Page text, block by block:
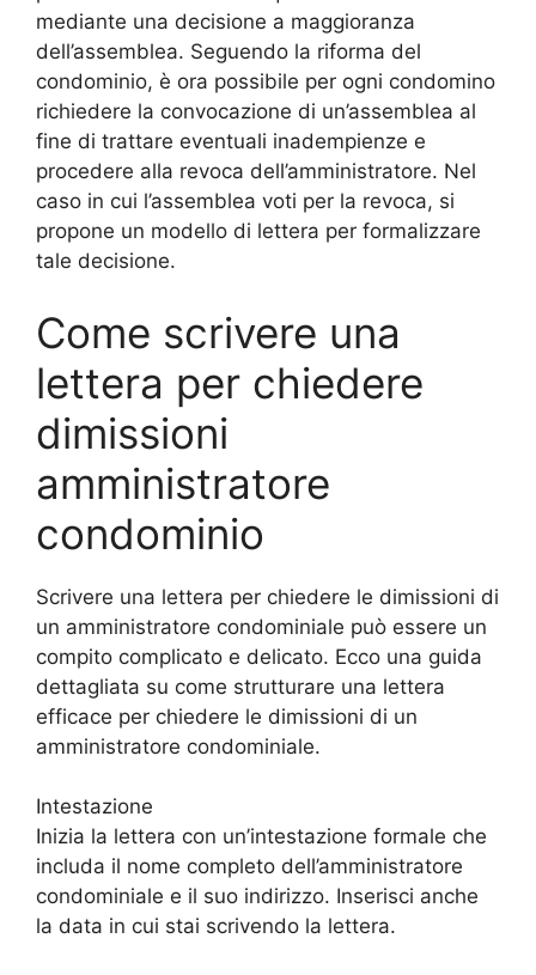
mediante una decisione a maggioranza
dell’assemblea. Seguendo la riforma del
condominio, è ora possibile per ogni condomino
richiedere la convocazione di un’assemblea al
fine di trattare eventuali inadempienze e
procedere alla revoca dell’amministratore. Nel
caso in cui l’assemblea voti per la revoca, si
propone un modello di lettera per formalizzare
tale decisione.
Come scrivere una
lettera per chiedere
dimissioni
amministratore
condominio
Scrivere una lettera per chiedere le dimissioni di
un amministratore condominiale può essere un
compito complicato e delicato. Ecco una guida
dettagliata su come strutturare una lettera
efficace per chiedere le dimissioni di un
amministratore condominiale.
Intestazione
Inizia la lettera con un’intestazione formale che
includa il nome completo dell’amministratore
condominiale e il suo indirizzo. Inserisci anche
la data in cui stai scrivendo la lettera.